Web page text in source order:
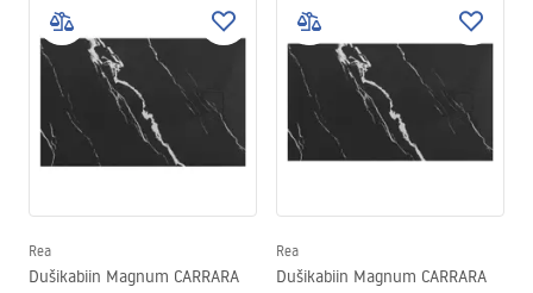
Rea
Dušikabiin Magnum CARRARA
Rea
Dušikabiin Magnum CARRARA